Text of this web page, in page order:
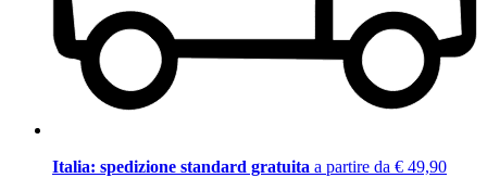
Italia: spedizione standard gratuita a partire da € 49,90